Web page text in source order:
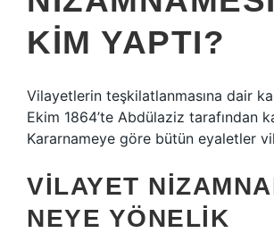
KIM YAPTI?
Vilayetlerin teşkilatlanmasına dair
Ekim 1864’te Abdülaziz tarafından
Kararnameye göre bütün eyaletler
VILAYET
NEYE YÖNELIK